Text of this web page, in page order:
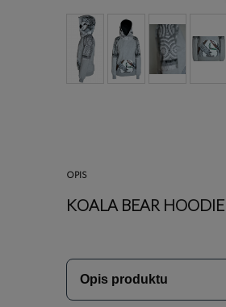
OPIS
KOALA BEAR
Opis produktu